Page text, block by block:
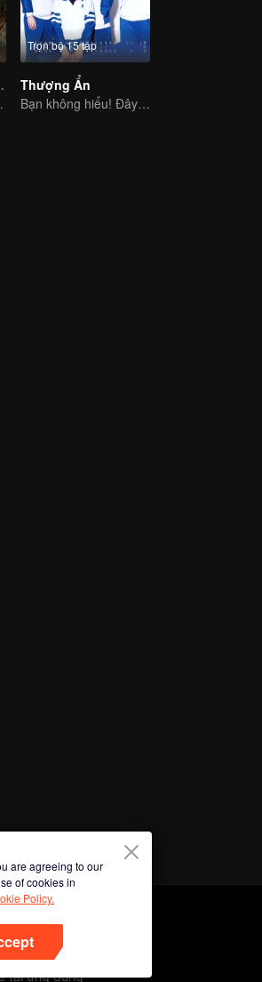
Thái)
nghĩa
Trọn bộ 15 tập
Thượng Ẩn
Bạn không hiểu! Đây cũng là tình yêu
are agreeing to our
of cookies in
Policy.
tải ứng dụng